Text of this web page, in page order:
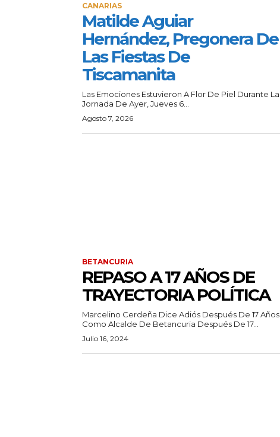
CANARIAS
Matilde Aguiar
Hernández, Pregonera De
Las Fiestas De
Tiscamanita
Las Emociones Estuvieron A Flor De Piel Durante La
Jornada De Ayer, Jueves 6...
Agosto 7, 2026
BETANCURIA
REPASO A 17 AÑOS DE
TRAYECTORIA POLÍTICA
Marcelino Cerdeña Dice Adiós Después De 17 Años
Como Alcalde De Betancuria Después De 17...
Julio 16, 2024